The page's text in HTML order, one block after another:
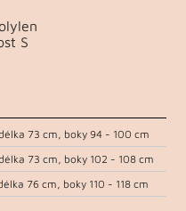
S
73 cm, boky 94 - 100 cm
73 cm, boky 102 - 108 cm
76 cm, boky 110 - 118 cm